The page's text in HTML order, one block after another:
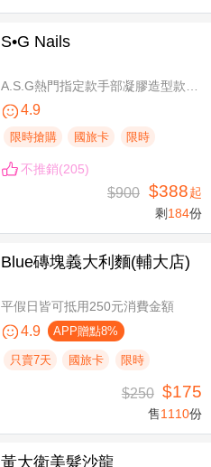
S•G Nails
A.S.G熱門指定款手部凝膠造型款110選1+輕保養(款式不定期更換，可換色) / B.約會過節好心情S.G 風格系-足部凝膠造型款110選1+輕保養(款式不定期更換，可換色) / C.簡簡單單好穿搭！手部凝膠上色+輕保養 / D.脫掉襪子不尷尬！足部凝膠上色+輕保養
4.9
限時搶購 國旅卡 限時
不推銷(205)
$900 $388起
剩 184份
Blue磚塊義大利麵(輔大店)
平假日皆可抵用250元消費金額
4.9 APP贈點8%
只賣7天 國旅卡 限時
$250 $175
售1110份
黃大衛美髮沙龍